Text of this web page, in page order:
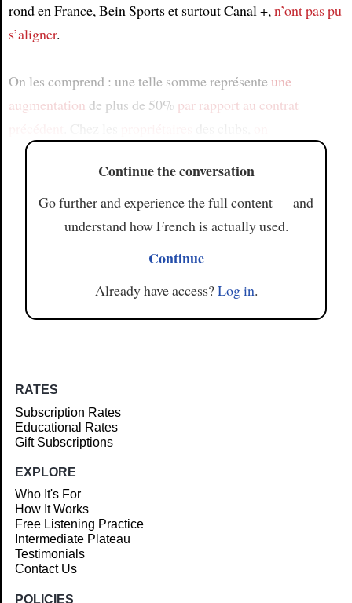
rond en France, Bein Sports et surtout Canal +,n’ont pas pu
s’aligner.
On les comprend : une telle somme représenteune
augmentation de plus de 50% par rapport au contrat
Continue the conversation
Go further and experience the full content — and
understand how French is actually used.
Continue
Already have access?Log in.
RATES
Subscription Rates
Educational Rates
Gift Subscriptions
EXPLORE
Who It's For
How It Works
Free Listening Practice
Intermediate Plateau
Testimonials
Contact Us
POLICIES